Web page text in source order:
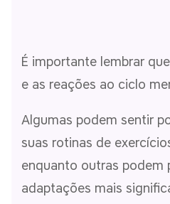
É importante lembrar
e as reações ao ciclo
Algumas podem sentir
suas rotinas de
enquanto outras podem
adaptações mais